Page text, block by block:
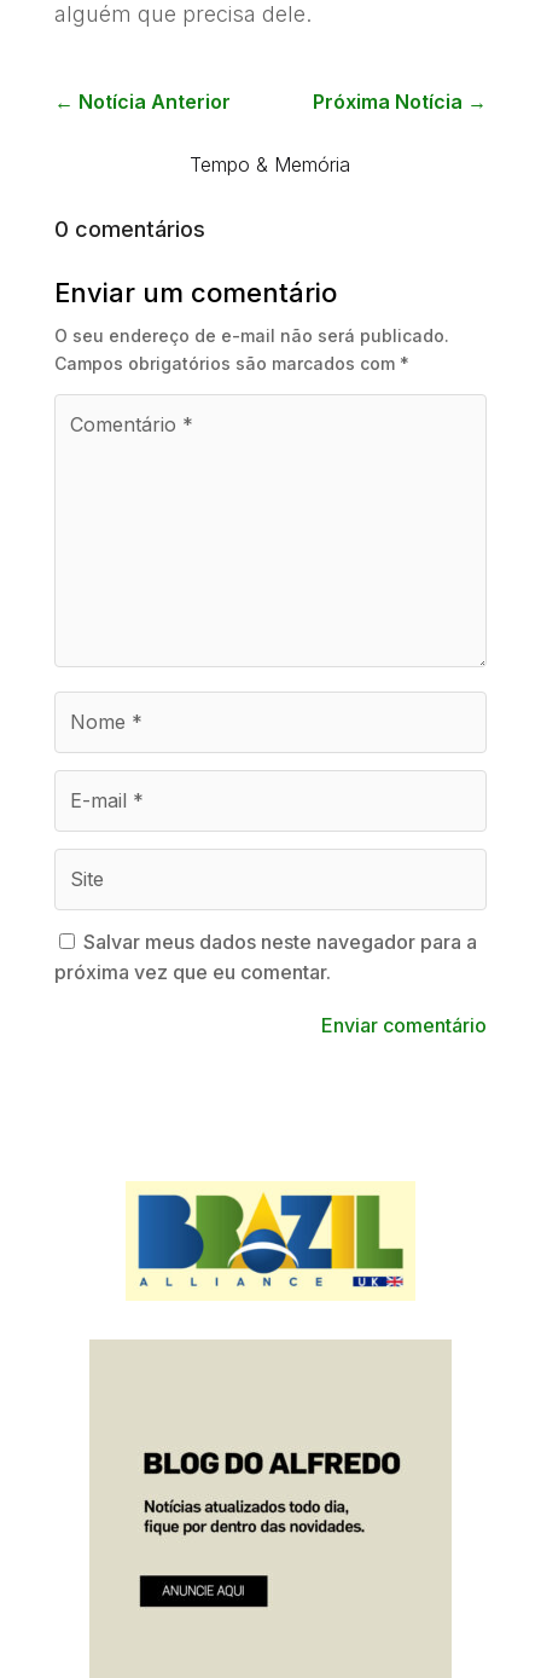
alguém que precisa dele.
← Notícia Anterior Próxima Notícia →
Tempo & Memória
0 comentários
Enviar um comentário
O seu endereço de e-mail não será publicado.
Campos obrigatórios são marcados com *
Salvar meus dados neste navegador para a
próxima vez que eu comentar.
Enviar comentário